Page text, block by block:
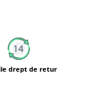
drept de retur